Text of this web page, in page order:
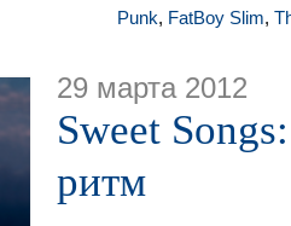
Punk, FatBoy Slim,
29 марта 2012
Sweet
ритм